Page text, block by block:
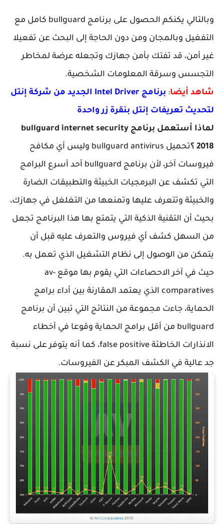
وبالتالي يكنكم الحصول على برنامج bullguard كامل مع
وبالمجان ومن دون الحاجة إلى البحث عن تفعيلا
قد تفتك بأمن جهازك وتجعله عرضة لمخاطر
وسرقة المعلومات الشخصية.
أيضا:
برنامج Intel Driver الجديد من شركة إنتل
تعريفات إنتل بنقرة زر واحدة
لماذا أستعمل برنامج bullguard internet security
تحميل bullguard antivirus وليس أي مكافح
فيروسات آخر، لأن برنامج bullguard أحد أسرع البرامج
تكشف عن البرمجيات الخبيثة والتطبيقات الضارة
وتتعرف عليها وتمنعها من التغلغل في جهازك،
أن التقنية الذكية التي يتمتع بها هذا البرنامج تجعل
كشف أي فيروس والتعرف عليه قبل أن
من الوصول إلى نظام التشغيل الذي تعمل به.
حيث في آخر الاحصاءات التي يقوم بها موقع av-
comparatives الذي يعتمد المقارنة بين أداء برامج
جاءت مجموعة من النتائج التي تبين أن برنامج
bullguard من أقل برامج الحماية وقوعا في أخطاء
الانذارات الخاطئة false positive، كما أنه يتوفر على نسبة
في الكشف المبكر عن الفيروسات.